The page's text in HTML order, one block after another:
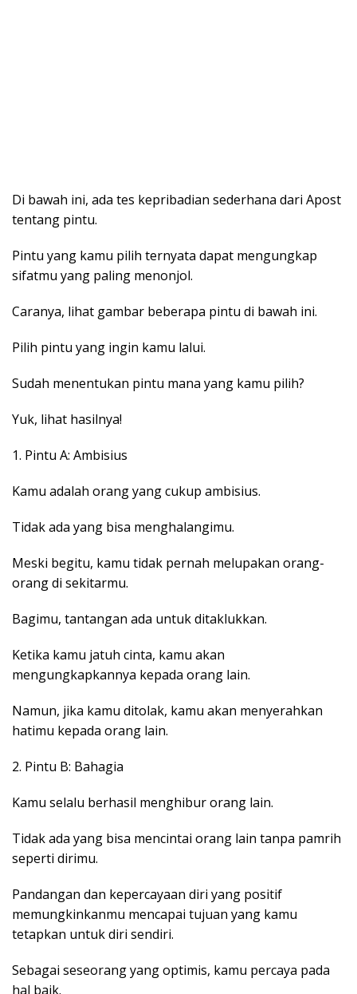
Di bawah ini, ada tes kepribadian sederhana dari Apost
tentang pintu.
Pintu yang kamu pilih ternyata dapat mengungkap
sifatmu yang paling menonjol.
Caranya, lihat gambar beberapa pintu di bawah ini.
Pilih pintu yang ingin kamu lalui.
Sudah menentukan pintu mana yang kamu pilih?
Yuk, lihat hasilnya!
1. Pintu A: Ambisius
Kamu adalah orang yang cukup ambisius.
Tidak ada yang bisa menghalangimu.
Meski begitu, kamu tidak pernah melupakan orang-
orang di sekitarmu.
Bagimu, tantangan ada untuk ditaklukkan.
Ketika kamu jatuh cinta, kamu akan
mengungkapkannya kepada orang lain.
Namun, jika kamu ditolak, kamu akan menyerahkan
hatimu kepada orang lain.
2. Pintu B: Bahagia
Kamu selalu berhasil menghibur orang lain.
Tidak ada yang bisa mencintai orang lain tanpa pamrih
seperti dirimu.
Pandangan dan kepercayaan diri yang positif
memungkinkanmu mencapai tujuan yang kamu
tetapkan untuk diri sendiri.
Sebagai seseorang yang optimis, kamu percaya pada
hal baik.